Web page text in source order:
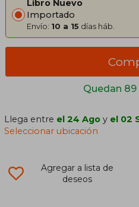
Libro Nuevo
Importado
Envío: 10 a 15 días háb.
Quedan
Llega entre el 24 Ago y el 02
Seleccionar ubicación
Agregar a lista de
deseos